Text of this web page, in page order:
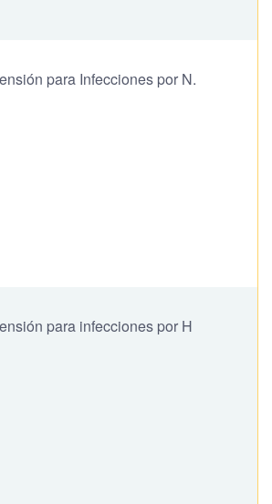
para Infecciones por N.
para infecciones por H